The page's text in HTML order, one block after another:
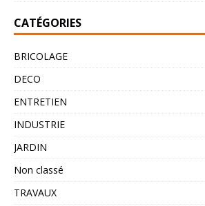
CATÉGORIES
BRICOLAGE
DECO
ENTRETIEN
INDUSTRIE
JARDIN
Non classé
TRAVAUX